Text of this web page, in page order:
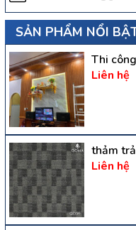
SẢN PHẨM NỔI
Thi
Liên hệ
thảm
Liên hệ